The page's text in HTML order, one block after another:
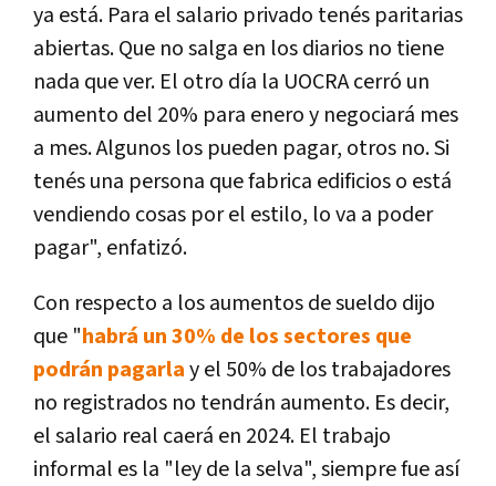
ya está. Para el salario privado tenés paritarias
abiertas. Que no salga en los diarios no tiene
nada que ver. El otro día la UOCRA cerró un
aumento del 20% para enero y negociará mes
a mes. Algunos los pueden pagar, otros no. Si
tenés una persona que fabrica edificios o está
vendiendo cosas por el estilo, lo va a poder
pagar", enfatizó.
Con respecto a los aumentos de sueldo dijo
que "habrá un 30% de los sectores que
podrán pagarlay el 50% de los trabajadores
no registrados no tendrán aumento. Es decir,
el salario real caerá en 2024. El trabajo
informal es la "ley de la selva", siempre fue así